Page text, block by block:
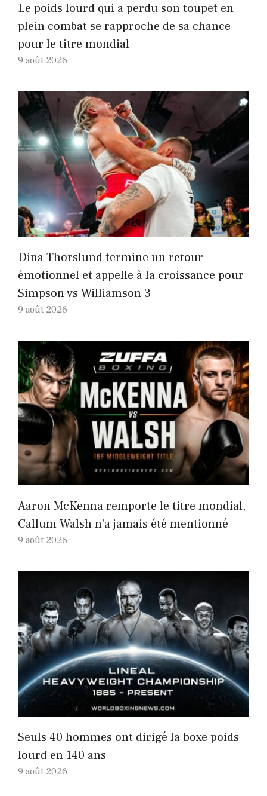
Le poids lourd qui a perdu son toupet en
plein combat se rapproche de sa chance
pour le titre mondial
9 août 2026
Dina Thorslund termine un retour
émotionnel et appelle à la croissance pour
Simpson vs Williamson 3
9 août 2026
Aaron McKenna remporte le titre mondial,
Callum Walsh n'a jamais été mentionné
9 août 2026
Seuls 40 hommes ont dirigé la boxe poids
lourd en 140 ans
9 août 2026